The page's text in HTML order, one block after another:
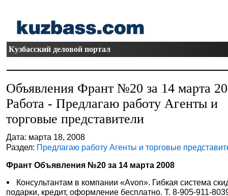
Кузбасский деловой портал
Объявления Франт №20 за 14 марта
Работа - Предлагаю работу Агенты и
торговые представители
Дата: марта 18, 2008
Раздел: Предлагаю работу Агенты и торговые
Франт Объявления №20 за 14 марта 2008
Консультантам в компании «Avon». Гибкая система
подарки, кредит, оформление бесплатно. Т. 8-905-911-